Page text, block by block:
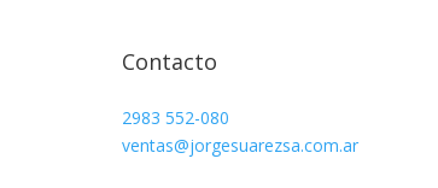
Contacto
2983 552-080
ventas@jorgesuarezsa.com.ar